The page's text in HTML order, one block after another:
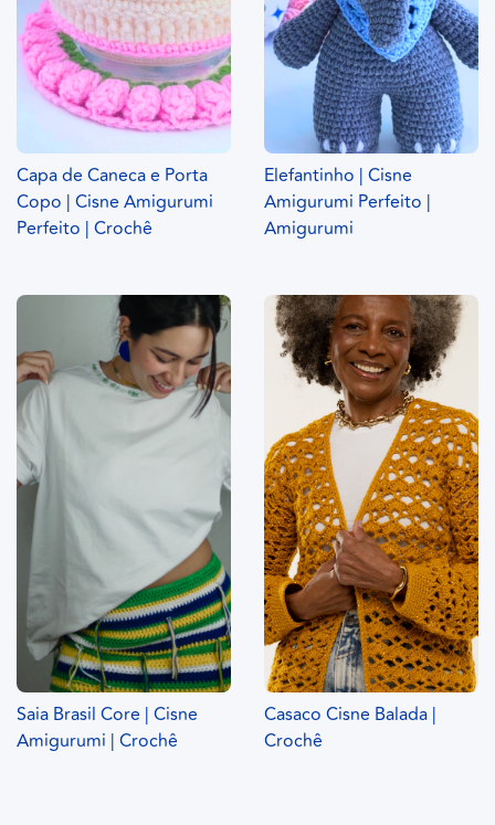
Capa de Caneca e Porta
Copo | Cisne Amigurumi
Perfeito | Crochê
Elefantinho | Cisne
Amigurumi Perfeito |
Amigurumi
Saia Brasil Core | Cisne
Amigurumi | Crochê
Casaco Cisne Balada |
Crochê